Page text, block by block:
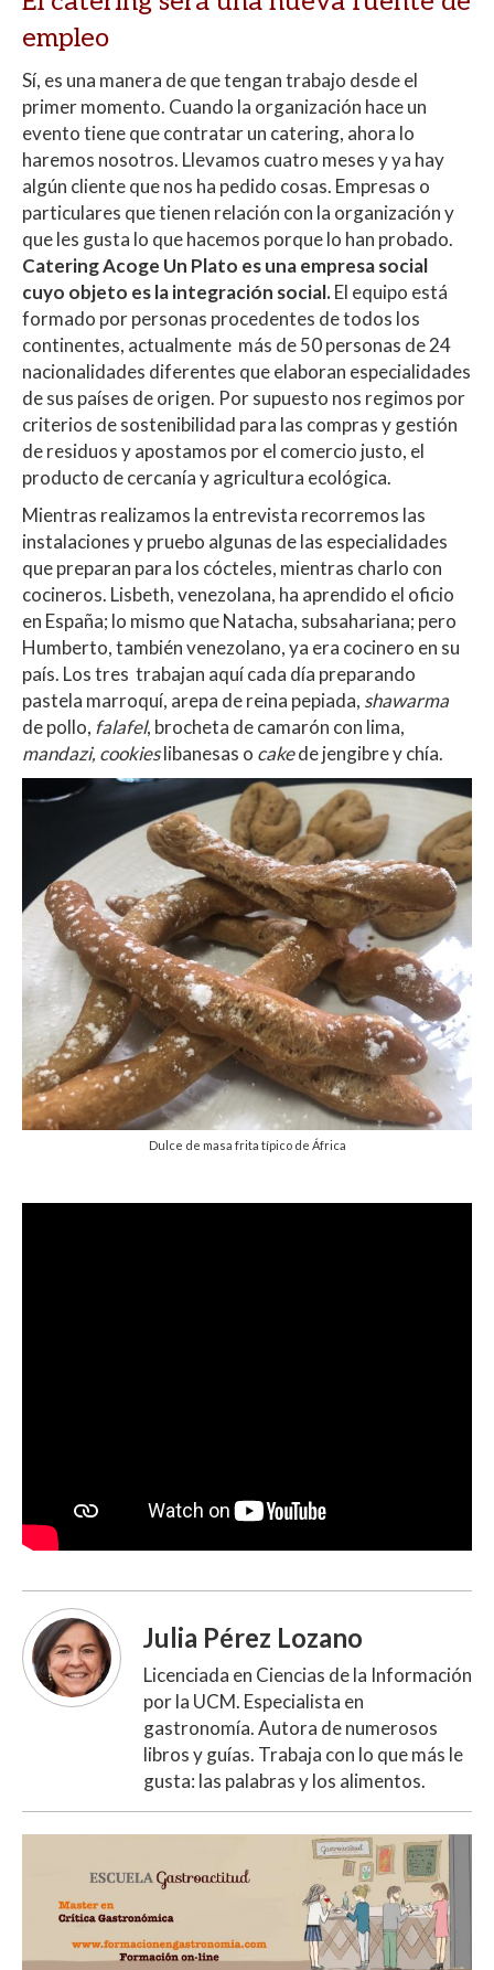
empleo
Sí, es una manera de que tengan trabajo desde el
primer momento. Cuando la organización hace un
evento tiene que contratar un catering, ahora lo
haremos nosotros. Llevamos cuatro meses y ya hay
algún cliente que nos ha pedido cosas. Empresas o
particulares que tienen relación con la organización y
que les gusta lo que hacemos porque lo han probado.
Catering Acoge Un Plato es una empresa social
cuyo objeto es la integración social.El equipo está
formado por personas procedentes de todos los
continentes, actualmente más de 50 personas de 24
nacionalidades diferentes que elaboran especialidades
de sus países de origen. Por supuesto nos regimos por
criterios de sostenibilidad para las compras y gestión
de residuos y apostamos por el comercio justo, el
producto de cercanía y agricultura ecológica.
Mientras realizamos la entrevista recorremos las
instalaciones y pruebo algunas de las especialidades
que preparan para los cócteles, mientras charlo con
cocineros. Lisbeth, venezolana, ha aprendido el oficio
en España; lo mismo que Natacha, subsahariana; pero
Humberto, también venezolano, ya era cocinero en su
país. Los tres trabajan aquí cada día preparando
pastela marroquí, arepa de reina pepiada, shawarma
de pollo, falafel, brocheta de camarón con lima,
mandazi, cookieslibanesas o cakede jengibre y chía.
Dulce de masa frita típico de África
Julia Pérez Lozano
Licenciada en Ciencias de la Información
por la UCM. Especialista en
gastronomía. Autora de numerosos
libros y guías. Trabaja con lo que más le
gusta: las palabras y los alimentos.